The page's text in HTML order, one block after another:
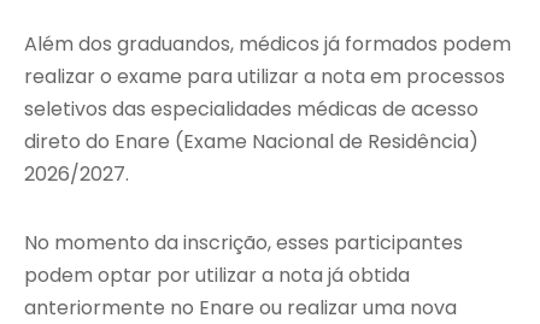
Além dos graduandos, médicos já formados podem
realizar o exame para utilizar a nota em processos
seletivos das especialidades médicas de acesso
direto do Enare (Exame Nacional de Residência)
2026/2027.
No momento da inscrição, esses participantes
podem optar por utilizar a nota já obtida
anteriormente no Enare ou realizar uma nova